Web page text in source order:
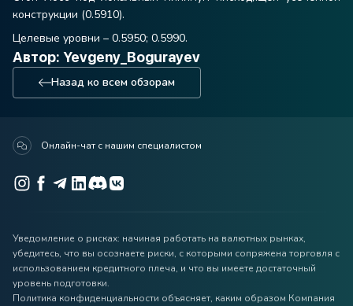
конструкции (0.5910).
Целевые уровни – 0.5950; 0.5990.
Автор: Yevgeny_Bogurayev
Назад ко всем обзорам
Онлайн-чат с нашим специалистом
Уведомление о рисках: начиная работать на валютных рынках,
убедитесь, что вы осознаете риски, с которыми сопряжена торговля с
использованием кредитного плеча, и что вы имеете достаточный
уровень подготовки.
Политика конфиденциальности объясняет, каким образом Компания